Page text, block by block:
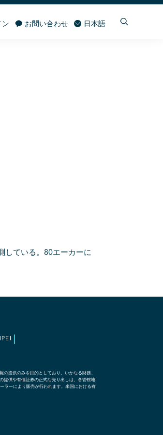
ン お問い合わせ 日本語
している。80エーカーに
提供のみを目的としており、いかなる財務、
提供や有価証券の正式な売り出しは、各管轄地
ラーにより販売が行われます。米国における有